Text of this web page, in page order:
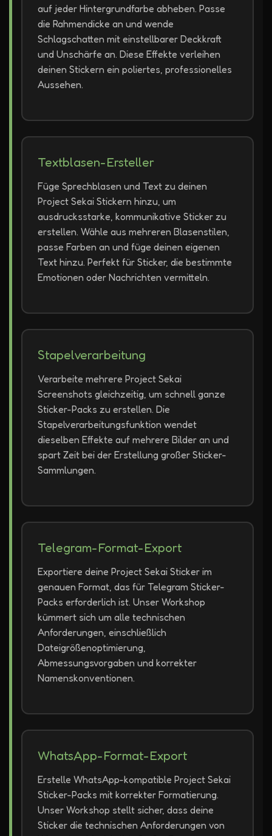
auf jeder Hintergrundfarbe abheben. Passe
die Rahmendicke an und wende
Schlagschatten mit einstellbarer Deckkraft
und Unschärfe an. Diese Effekte verleihen
deinen Stickern ein poliertes, professionelles
Aussehen.
Textblasen-Ersteller
Füge Sprechblasen und Text zu deinen
Project Sekai Stickern hinzu, um
ausdrucksstarke, kommunikative Sticker zu
erstellen. Wähle aus mehreren Blasenstilen,
passe Farben an und füge deinen eigenen
Text hinzu. Perfekt für Sticker, die bestimmte
Emotionen oder Nachrichten vermitteln.
Stapelverarbeitung
Verarbeite mehrere Project Sekai
Screenshots gleichzeitig, um schnell ganze
Sticker-Packs zu erstellen. Die
Stapelverarbeitungsfunktion wendet
dieselben Effekte auf mehrere Bilder an und
spart Zeit bei der Erstellung großer Sticker-
Sammlungen.
Telegram-Format-Export
Exportiere deine Project Sekai Sticker im
genauen Format, das für Telegram Sticker-
Packs erforderlich ist. Unser Workshop
kümmert sich um alle technischen
Anforderungen, einschließlich
Dateigrößenoptimierung,
Abmessungsvorgaben und korrekter
Namenskonventionen.
WhatsApp-Format-Export
Erstelle WhatsApp-kompatible Project Sekai
Sticker-Packs mit korrekter Formatierung.
Unser Workshop stellt sicher, dass deine
Sticker die technischen Anforderungen von